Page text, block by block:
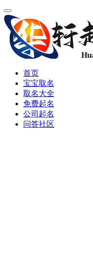
首页
宝宝取名
取名大全
免费起名
公司起名
问答社区